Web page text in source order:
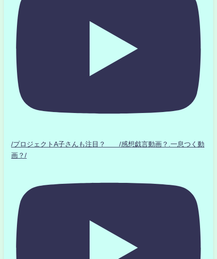
/プロジェクトA子さんも注目？ /感想戯言動画？.一息つく動
画？/